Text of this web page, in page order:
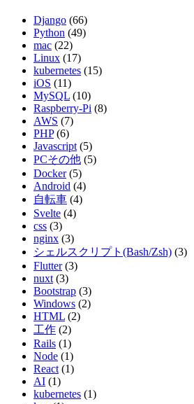
Django (66)
Python (49)
mac (22)
Linux (17)
kubernetes (15)
iOS (11)
MySQL (10)
Raspberry-Pi (8)
AWS (7)
PHP (6)
Javascript (5)
PCその他 (5)
Docker (5)
Android (4)
自転車 (4)
Svelte (4)
css (3)
nginx (3)
シェルスクリプト(Bash/Zsh) (3)
Flutter (3)
nuxt (3)
Bootstrap (3)
Windows (2)
HTML (2)
工作 (2)
Rails (1)
Node (1)
React (1)
AI (1)
kubernetes (1)